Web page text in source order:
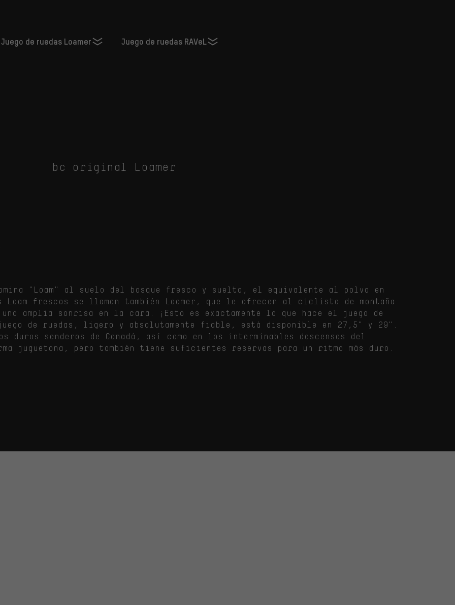
Juego de ruedas Loamer Juego de ruedas RAVeL
bc original Loamer
"Loam" al suelo del bosque fresco y suelto, el equivalente al polvo en
frescos se llaman también Loamer, que le ofrecen al ciclista de montaña
amplia sonrisa en la cara. ¡Esto es exactamente lo que hace el juego de
de ruedas, ligero y absolutamente fiable, está disponible en 27,5" y 29".
duros senderos de Canadá, así como en los interminables descensos del
juguetona, pero también tiene suficientes reservas para un ritmo más duro.